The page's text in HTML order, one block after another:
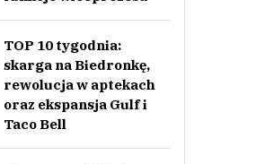
TOP 10 tygodnia:
skarga na Biedronkę,
rewolucja w aptekach
oraz ekspansja Gulf i
Taco Bell